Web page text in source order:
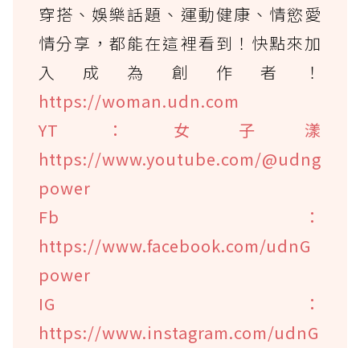
穿搭、娛樂話題、運動健康、情慾愛
情分享，都能在這裡看到！快點來加
入成為創作者！
https://woman.udn.com
YT：女子漾
https://www.youtube.com/@udng
power
Fb：
https://www.facebook.com/udnG
power
IG：
https://www.instagram.com/udnG